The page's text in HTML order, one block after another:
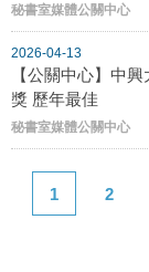
秘書室媒體公關中心
2026-04-13
【公關中心】中
獎 歷年最佳
秘書室媒體公關中心
1 2